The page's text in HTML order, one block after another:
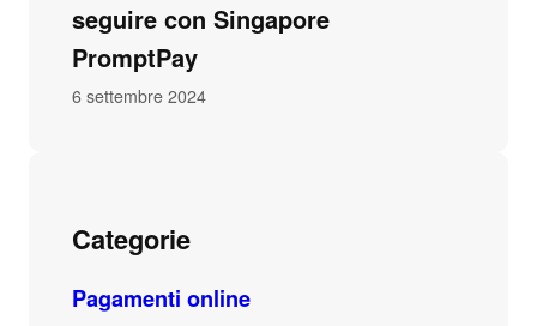
seguire con Singapore
PromptPay
6 settembre 2024
Categorie
Pagamenti online